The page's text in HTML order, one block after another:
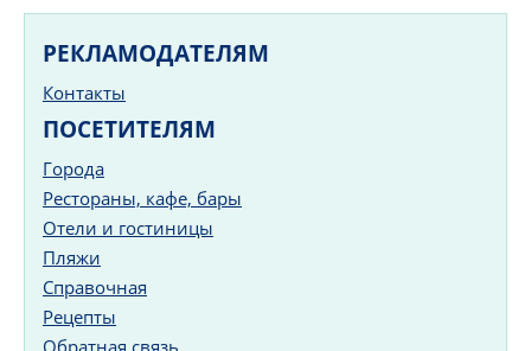
РЕКЛАМОДАТЕЛЯМ
Контакты
ПОСЕТИТЕЛЯМ
Города
Рестораны, кафе, бары
Отели и гостиницы
Пляжи
Справочная
Рецепты
Обратная связь